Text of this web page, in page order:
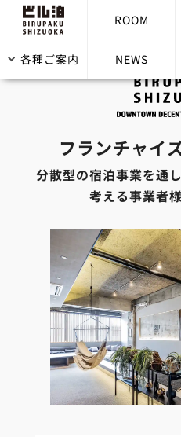
ROOM
各種ご案内 NEWS
フランチャイ
分散型の宿泊事業を通
考える事業者